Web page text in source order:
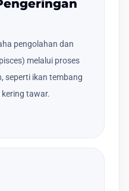
pengolahan dan
melalui proses
seperti ikan tembang
kering tawar.